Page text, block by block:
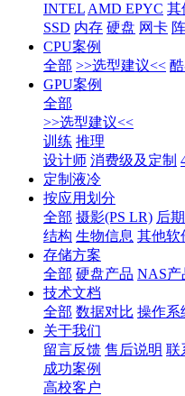
INTEL AMD EPYC 其
SSD 内存 硬盘 网卡
CPU案例
全部 >>选型建议<<
GPU案例
全部
>>选型建议<<
训练 推理
设计师 消费级及定制
定制液冷
按应用划分
全部 摄影(PS LR) 后
结构 生物信息 其他软
存储方案
全部 硬盘产品 NAS产
技术文档
全部 数据对比 操作系
关于我们
留言反馈 售后说明 联
成功案例
高校客户